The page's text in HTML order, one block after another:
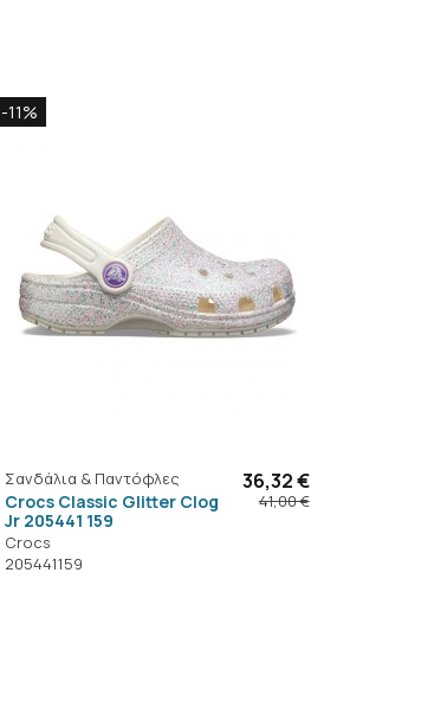
-11%
Σανδάλια & Παντόφλες
Crocs Classic Glitter Clog
Jr 205441 159
Crocs
205441159
36,32 €
41,00 €